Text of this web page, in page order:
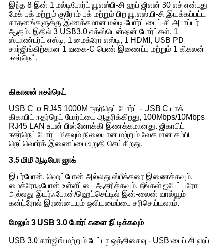
இந்த 8 இன் 1 மல்டிபோர்ட் யூஎஸ்பி-சி ஹப் ஜிஎன் 30 எச் என்பது
மேக் புக் மற்றும் குரோம் புக் மற்றும் பிற யூ.எஸ்.பி-சி இயக்கப்பட்ட
சாதனங்களுக்கு இணக்கமான மல்டி-போர்ட் டைப்-சி அடாப்டர்
ஆகும், இதில் 3 USB3.0 எக்ஸ்டென்ஷன் போர்ட்கள், 1
ஸ்டாண்டர்ட் எஸ்டி, 1 மைக்ரோ எஸ்டி, 1 HDMI, USB PD
சார்ஜிங்கிற்கான 1 வகை-C பெண் இணைப்பு மற்றும் 1 கிகலன்
ஈதர்நெட்.
கிகாலன் ஈதர்நெட்
USB C to RJ45 1000M ஈதர்நெட் போர்ட் - USB C டாக்
கிகாபிட் ஈதர்நெட் போர்ட்டை ஆதரிக்கிறது, 100Mbps/10Mbps
RJ45 LAN உடன் பின்னோக்கி இணக்கமானது. ஜிகாபிட்
ஈதர்நெட் போர்ட் மிகவும் நிலையான மற்றும் வேகமான கம்பி
நெட்வொர்க் இணைப்பை உறுதி செய்கிறது.
3.5 மிமீ ஆடியோ ஜாக்
இயர்போன், ஹெட்போன் அல்லது ஸ்பீக்கரை இணைக்கவும்.
மைக்ரோஃபோன் உள்ளீட்டை ஆதரிக்கவும். நீங்கள் ஐபேட் புரோ
அல்லது இயர்ஃபோன்/ஹெட்செட்டில் இன்-லைன் வால்யூம்
கன்ட்ரோல் இரண்டையும் ஒலியமைப்பை சரிசெய்யலாம்.
மேலும் 3 USB 3.0 போர்ட்களை நீட்டிக்கவும்
USB 3.0 சார்ஜிங் மற்றும் டேட்டா ஒத்திசைவு - USB டைப் சி ஹப்